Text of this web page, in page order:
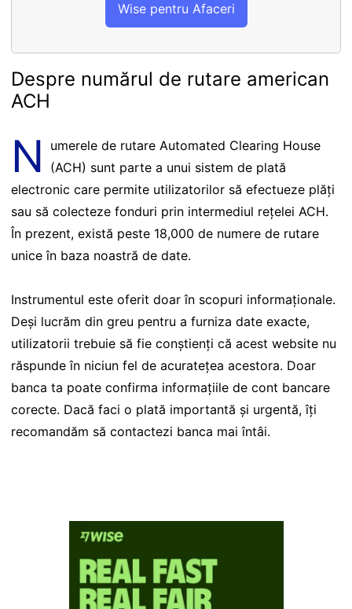
Wise pentru Afaceri
Despre numărul de rutare american
ACH
N
umerele de rutare Automated Clearing House
(ACH) sunt parte a unui sistem de plată
electronic care permite utilizatorilor să efectueze plăți
sau să colecteze fonduri prin intermediul rețelei ACH.
În prezent, există peste 18,000 de numere de rutare
unice în baza noastră de date.
Instrumentul este oferit doar în scopuri informaționale.
Deși lucrăm din greu pentru a furniza date exacte,
utilizatorii trebuie să fie conștienți că acest website nu
răspunde în niciun fel de acuratețea acestora. Doar
banca ta poate confirma informațiile de cont bancare
corecte. Dacă faci o plată importantă și urgentă, îți
recomandăm să contactezi banca mai întâi.